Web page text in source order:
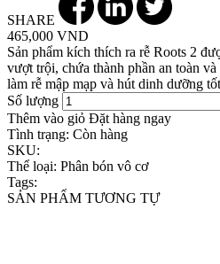
SHARE
465,000 VND
Sản phẩm kích thích ra rễ Roots 2
vượt trội, chứa thành phần an toàn
làm rễ mập mạp và hút dinh dưỡng
Số lượng
Thêm vào giỏ Đặt hàng ngay
Tình trạng: Còn hàng
SKU:
Thể loại: Phân bón vô cơ
Tags:
SẢN PHẨM TƯƠNG TỰ